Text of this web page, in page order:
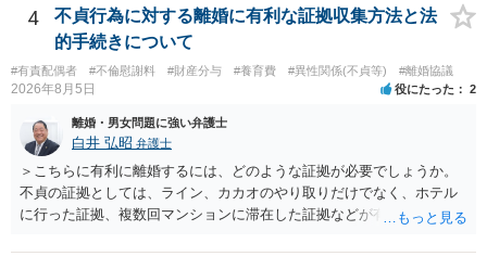
い（免責された借金を任意でも支払ってしまうとトラブルの元になり
ます） ・過去のDVや過剰請求の経緯を踏まえ、相手の感情に流されな
い ・予定通り毅然とした態度で距離を置く 法律上の制限はないもの
の、ご自身の生活と精神的な安定を守るためにも、お互いに距離を置
くというご判断は非常に賢明かと思います。
4
不貞行為に対する離婚に有利な証拠収集方法と法
的手続きについて
#有責配偶者 #不倫慰謝料 #財産分与 #養育費 #異性関係(不貞等) #離婚協議
2026年8月5日 役にたった 2
離婚・男女問題に強い弁護士
白井 弘昭 弁護士
＞こちらに有利に離婚するには、どのような証拠が必要でしょうか。
不貞の証拠としては、ライン、カカオのやり取りだけでなく、ホテル
に行った証拠、複数回マンションに滞在した証拠などが有効です。 不
婚する、慰謝料をとるなど）ことができると思われます。 ただし、不